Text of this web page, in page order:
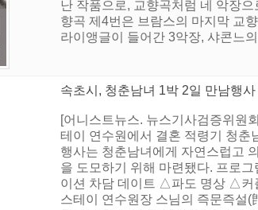
난 작품으로, 교향곡처럼 네 악장
향곡 제4번은 브람스의 마지막 교
라이앵글이 들어간 3악장, 샤콘느
속초시, 청춘남녀 1박 2일 만남행
[어니스트뉴스. 뉴스기사검증위원
테이 연수원에서 결혼 적령기 청춘
행사는 청춘남녀에게 자연스럽고
을 도모하기 위해 마련됐다. 프로
이션 차담 데이트 △파도 명상 △커
스테이 연수원장 스님의 즉문즉설